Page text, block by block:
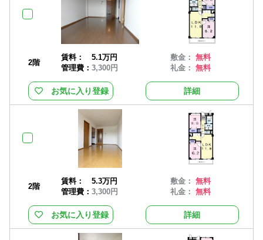
2階
賃料：
5.1万円
管理費： 3,300円
敷金：無料
礼金：無料
お気に入り登録 詳細
2階
賃料：
5.3万円
管理費： 3,300円
敷金：無料
礼金：無料
お気に入り登録 詳細